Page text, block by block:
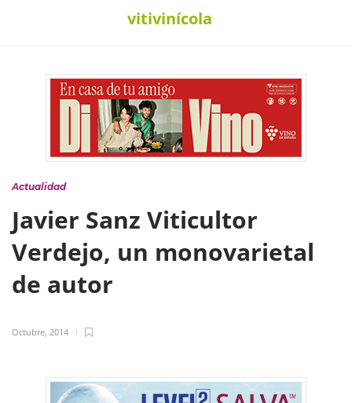
vitivinícola
Actualidad
Javier Sanz Viticultor
Verdejo, un monovarietal
de autor
Octubre, 2014